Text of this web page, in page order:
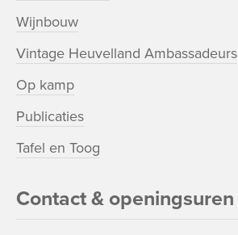
Wijnbouw
Vintage Heuvelland Ambassadeurs
Op kamp
Publicaties
Tafel en Toog
Contact & openingsuren